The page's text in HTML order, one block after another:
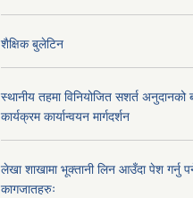
शैक्षिक बुलेटिन
स्थानीय तहमा विनियोजित सशर्त अनुदानको
कार्यक्रम कार्यान्वयन मार्गदर्शन
लेखा शाखामा भूक्तानी लिन आउँदा पेश गर्नु
कागजातहरुः